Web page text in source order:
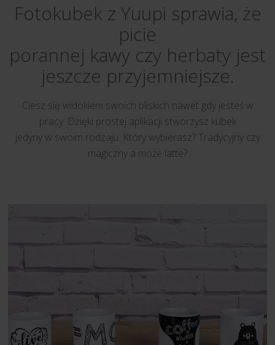
Fotokubek z Yuupi sprawia, że
picie
porannej kawy czy herbaty jest
jeszcze przyjemniejsze.
Ciesz się widokiem swoich bliskich nawet gdy jesteś w
pracy. Dzięki prostej aplikacji stworzysz kubek
jedyny w swoim rodzaju. Który wybierasz? Tradycyjny czy
magiczny a może latte?